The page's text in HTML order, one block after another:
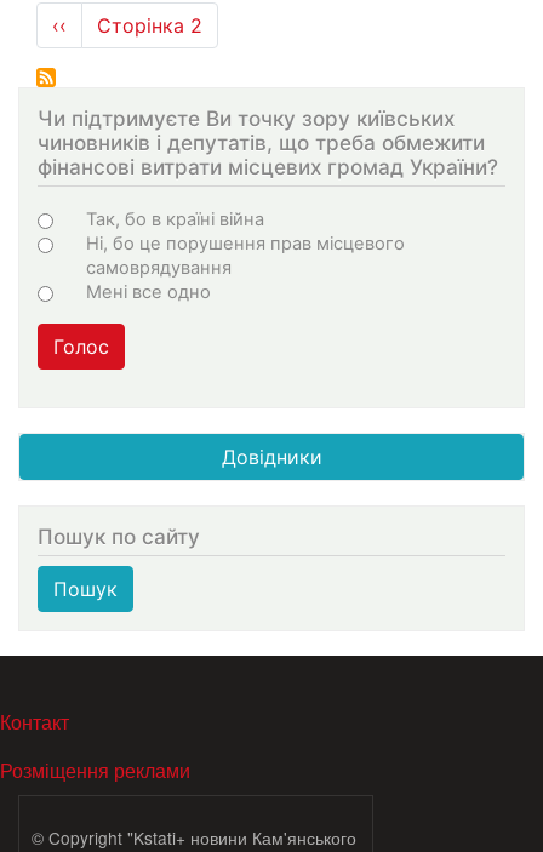
Розбивка
на
сторінки
Попередня
сторінка
‹‹ Сторінка 2
Чи підтримуєте Ви точку зору київських
чиновників і депутатів, що треба обмежити
фінансові витрати місцевих громад України?
Варіанти
Так, бо в країні війна
Ні, бо це порушення прав місцевого
самоврядування
Мені все одно
Голос
Довідники
Пошук по сайту
Пошук
МЕНЮ В ПОДВАЛЕ
Контакт
Розміщення реклами
© Copyright "Kstati+ новини Кам'янського